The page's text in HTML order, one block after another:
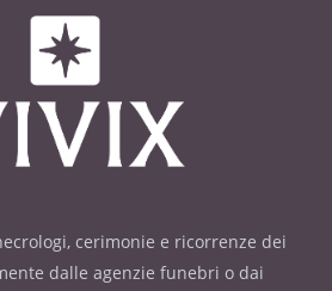
cerimonie e ricorrenze dei
dalle agenzie funebri o dai